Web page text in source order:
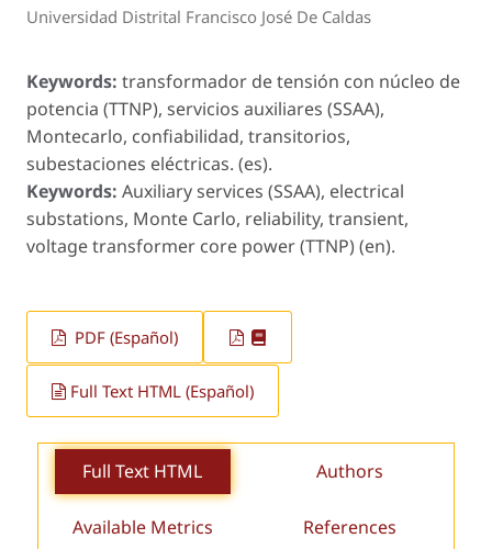
Universidad Distrital Francisco José De Caldas
Keywords: transformador de tensión con núcleo de
potencia (TTNP), servicios auxiliares (SSAA),
Montecarlo, confiabilidad, transitorios,
subestaciones eléctricas. (es).
Keywords: Auxiliary services (SSAA), electrical
substations, Monte Carlo, reliability, transient,
voltage transformer core power (TTNP) (en).
PDF (Español)
Full Text HTML (Español)
Full Text HTML Authors
Available Metrics References